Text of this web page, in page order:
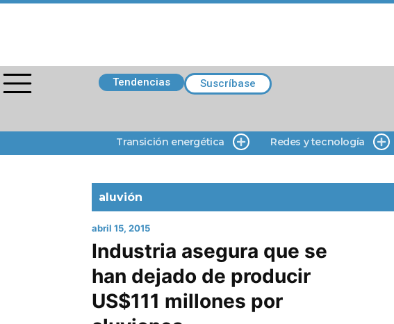
Tendencias Suscríbase
Transición energética Redes y tecnología
aluvión
abril 15, 2015
Industria asegura que se
han dejado de producir
US$111 millones por